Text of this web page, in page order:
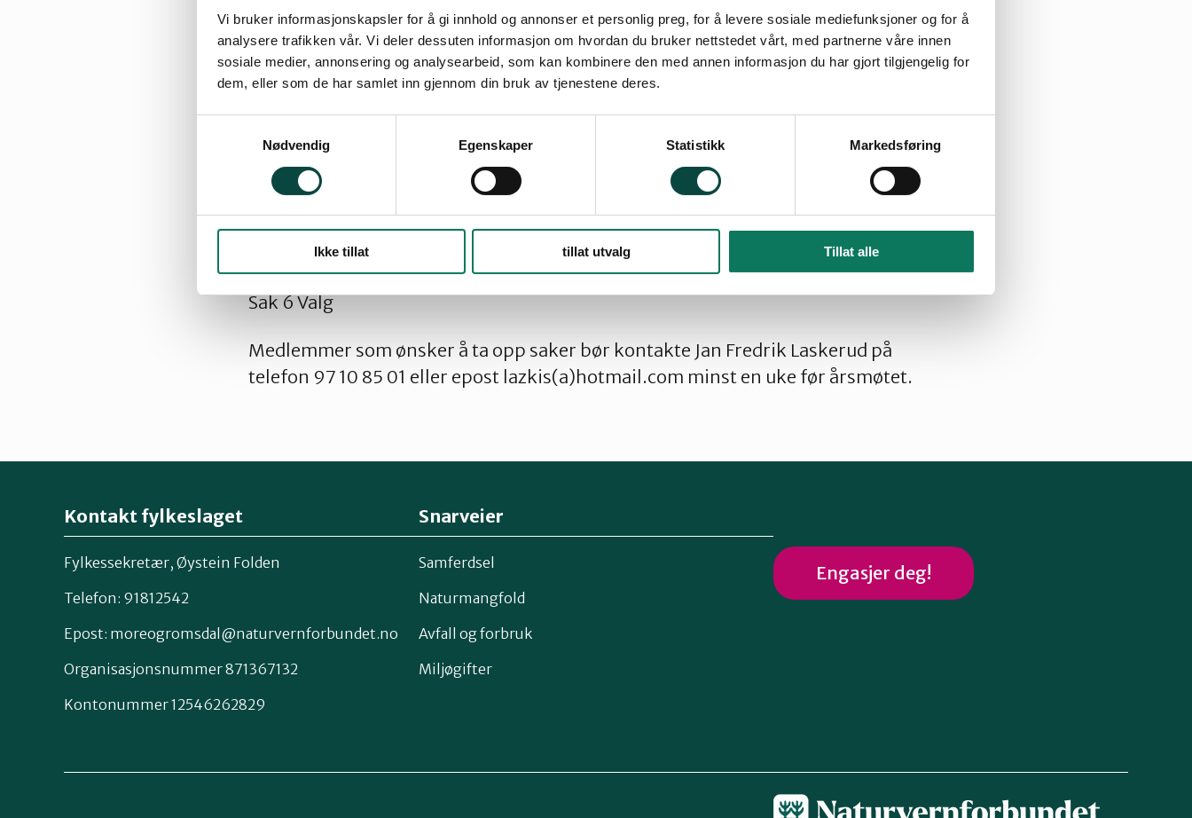
Vi bruker informasjonskapsler for å gi innhold og annonser et personlig preg, for å levere sosiale mediefunksjoner og for å
analysere trafikken vår. Vi deler dessuten informasjon om hvordan du bruker nettstedet vårt, med partnerne våre innen
sosiale medier, annonsering og analysearbeid, som kan kombinere den med annen informasjon du har gjort tilgjengelig for
dem, eller som de har samlet inn gjennom din bruk av tjenestene deres.
Nødvendig
Egenskaper Statistikk Markedsføring
Ikke tillat tillat utvalg Tillat alle
Sakene som blir tatt opp på årsmøtet er disse:
Sak 1 Valg av ordstyrer
Sak 2 Styrets årsmelding
Sak 3 Revidert regnskap
Sak 5 Saker framlagt av medlemmene.
Sak 6 Valg
Medlemmer som ønsker å ta opp saker bør kontakte Jan Fredrik Laskerud på
telefon 97 10 85 01 eller epost lazkis(a)hotmail.com minst en uke før årsmøtet.
Kontakt fylkeslaget
Fylkessekretær, Øystein Folden
Telefon: 91812542
Epost: moreogromsdal@naturvernforbundet.no
Organisasjonsnummer 871367132
Kontonummer 12546262829
Snarveier
Samferdsel
Naturmangfold
Avfall og forbruk
Miljøgifter
Engasjer deg!